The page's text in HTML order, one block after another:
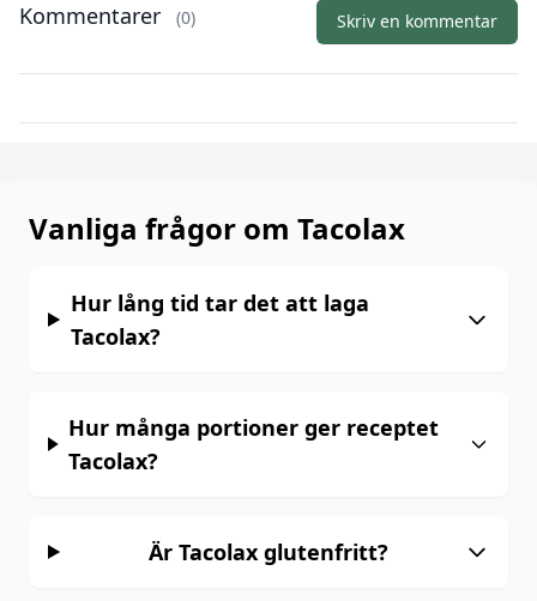
Kommentarer (0) Skriv en kommentar
Vanliga frågor om Tacolax
Hur lång tid tar det att laga
Tacolax?
Hur många portioner ger receptet
Tacolax?
Är Tacolax glutenfritt?